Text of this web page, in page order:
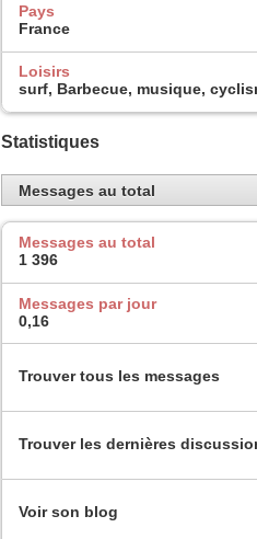
Pays
France
Loisirs
surf, Barbecue, musique,
Statistiques
Messages au total
Messages au total
1 396
Messages par jour
0,16
Trouver tous les messages
Trouver les dernières
Voir son blog